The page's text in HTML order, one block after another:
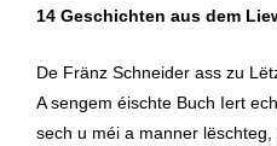
14 Geschichten aus dem
De Fränz Schneider ass zu
A sengem éischte Buch Iert
sech u méi a manner